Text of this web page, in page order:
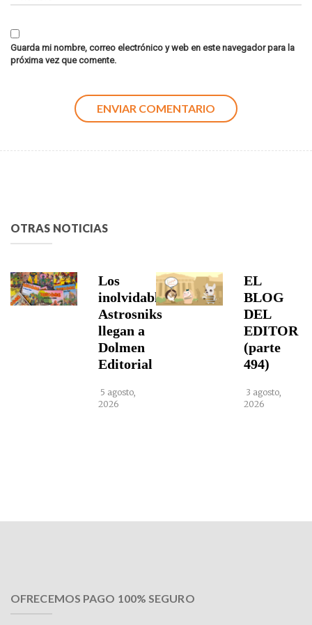
Guarda mi nombre, correo electrónico y web en este navegador para la
próxima vez que comente.
OTRAS NOTICIAS
Los
inolvidables
Astrosniks
llegan a
Dolmen
Editorial
5 agosto,
2026
EL
BLOG
DEL
EDITOR
(parte
494)
3 agosto,
2026
OFRECEMOS PAGO 100% SEGURO